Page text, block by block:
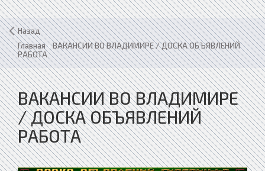
Назад
Главная»ВАКАНСИИ ВО ВЛАДИМИРЕ / ДОСКА ОБЪЯВЛЕНИЙ
РАБОТА
ВАКАНСИИ ВО ВЛАДИМИРЕ
/ ДОСКА ОБЪЯВЛЕНИЙ
РАБОТА